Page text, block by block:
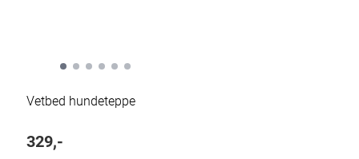
Vetbed hundeteppe
329,-